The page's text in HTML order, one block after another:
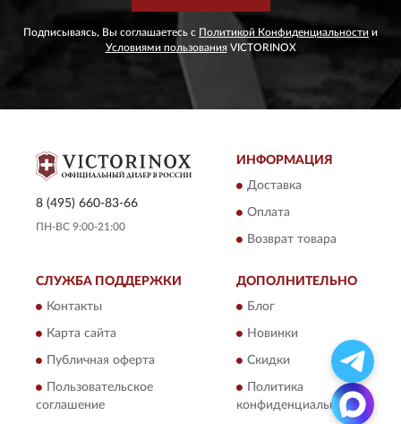
Подписываясь, Вы соглашаетесь с Политикой Конфиденциальности и
Условиями пользованияVICTORINOX
8 (495) 660-83-66
ПН-ВС 9:00-21:00
ИНФОРМАЦИЯ
Доставка
Оплата
Возврат товара
СЛУЖБА ПОДДЕРЖКИ
Контакты
Карта сайта
Публичная оферта
Пользовательское
соглашение
ДОПОЛНИТЕЛЬНО
Блог
Новинки
Скидки
Политика
конфиденциальности